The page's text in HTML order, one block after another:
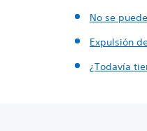
No se
Expulsión
¿Todavía